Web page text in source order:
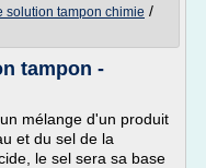
solution tampon chimie /
tampon -
mélange d'un produit
et du sel de la
le sel sera sa base